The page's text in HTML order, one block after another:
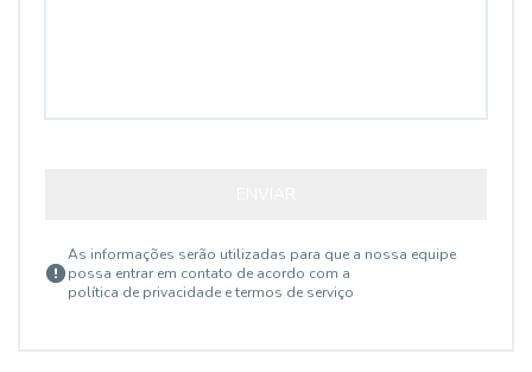
As informações serão utilizadas para que a nossa equipe
possa entrar em contato de acordo com a
política de privacidade e termos de serviço